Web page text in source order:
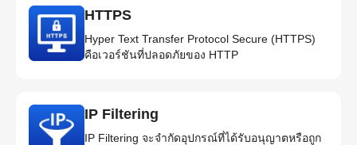
HTTPS
Hyper Text Transfer Protocol Secure (HTTPS)
คือเวอร์ชันที่ปลอดภัยของ HTTP
IP Filtering
IP Filtering จะจำกัดอุปกรณ์ที่ได้รับอนุญาตหรือถูก